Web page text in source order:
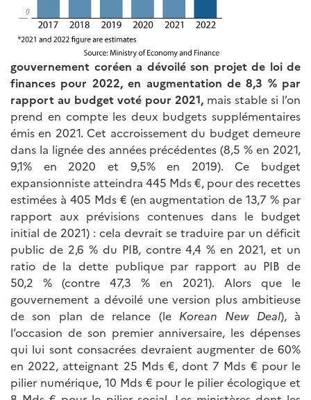
gouvernement coréen a dévoilé son projet de loi de
finances pour 2022, en augmentation de 8,3 % par
rapport au budget voté pour 2021, mais stable si l’on
prend en compte les deux budgets supplémentaires
émis en 2021. Cet accroissement du budget demeure
dans la lignée des années précédentes (8,5 % en 2021,
9,1% en 2020 et 9,5% en 2019). Ce budget
expansionniste atteindra 445 Mds €, pour des recettes
estimées à 405 Mds € (en augmentation de 13,7 % par
rapport aux prévisions contenues dans le budget
initial de 2021) : cela devrait se traduire par un déficit
public de 2,6 % du PIB, contre 4,4 % en 2021, et un
ratio de la dette publique par rapport au PIB de
50,2 % (contre 47,3 % en 2021). Alors que le
gouvernement a dévoilé une version plus ambitieuse
de son plan de relance (le Korean New Deal), à
l’occasion de son premier anniversaire, les dépenses
qui lui sont consacrées devraient augmenter de 60%
en 2022, atteignant 25 Mds €, dont 7 Mds € pour le
pilier numérique, 10 Mds € pour le pilier écologique et